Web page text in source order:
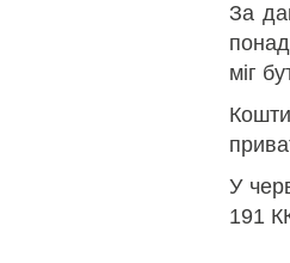
За
міг
У
191